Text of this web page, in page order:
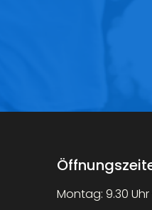
Montag: 9.30 Uhr